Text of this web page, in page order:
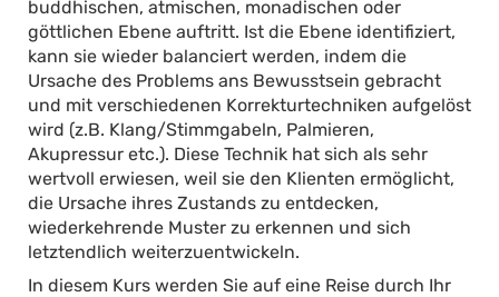
buddhischen, atmischen, monadischen oder
göttlichen Ebene auftritt. Ist die Ebene identifiziert,
kann sie wieder balanciert werden, indem die
Ursache des Problems ans Bewusstsein gebracht
und mit verschiedenen Korrekturtechniken aufgelöst
wird (z.B. Klang/Stimmgabeln, Palmieren,
Akupressur etc.). Diese Technik hat sich als sehr
wertvoll erwiesen, weil sie den Klienten ermöglicht,
die Ursache ihres Zustands zu entdecken,
wiederkehrende Muster zu erkennen und sich
letztendlich weiterzuentwickeln.
In diesem Kurs werden Sie auf eine Reise durch Ihr